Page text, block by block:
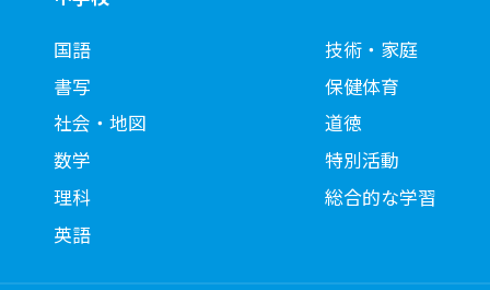
国語
書写
社会・地図
数学
理科
英語
技術・家庭
保健体育
道徳
特別活動
総合的な学習